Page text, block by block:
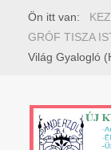
Ön itt van:
GRÓF TISZA
Világ Gyalogló